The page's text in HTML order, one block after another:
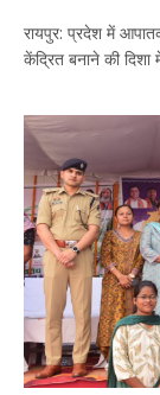
रायपुर: प्रदेश में
केंद्रित बनाने की